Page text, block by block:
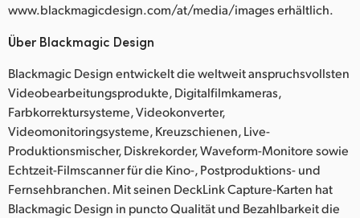
www.blackmagicdesign.com/at/media/images erhältlich.
Über Blackmagic Design
Blackmagic Design entwickelt die weltweit anspruchsvollsten
Videobearbeitungsprodukte, Digitalfilmkameras,
Farbkorrektursysteme, Videokonverter,
Videomonitoringsysteme, Kreuzschienen, Live-
Produktionsmischer, Diskrekorder, Waveform-Monitore sowie
Echtzeit-Filmscanner für die Kino-, Postproduktions- und
Fernsehbranchen. Mit seinen DeckLink Capture-Karten hat
Blackmagic Design in puncto Qualität und Bezahlbarkeit die